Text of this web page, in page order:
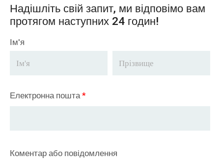
Надішліть свій запит, ми відповімо вам
протягом наступних 24 годин!
Ім'я
Електронна пошта*
Коментар або повідомлення